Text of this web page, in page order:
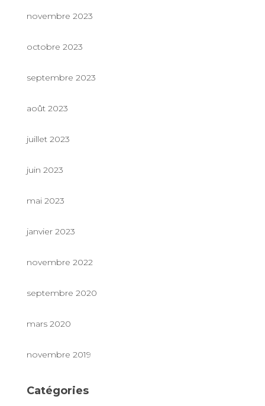
novembre 2023
octobre 2023
septembre 2023
août 2023
juillet 2023
juin 2023
mai 2023
janvier 2023
novembre 2022
septembre 2020
mars 2020
novembre 2019
Catégories